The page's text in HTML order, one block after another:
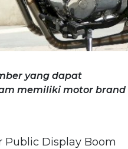
yang dapat
memiliki motor brand
Public Display Boom